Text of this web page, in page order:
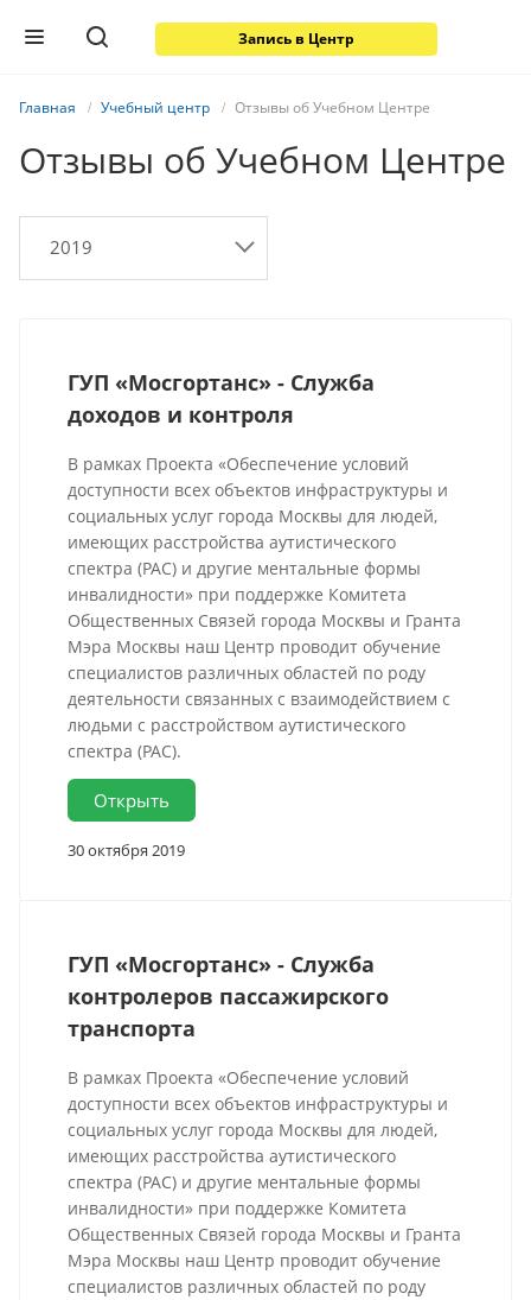
Запись в Центр
Главная Учебный центр Отзывы об Учебном Центре
Отзывы об Учебном Центре
2019
ГУП «Мосгортанс» - Служба
доходов и контроля
В рамках Проекта «Обеспечение условий
доступности всех объектов инфраструктуры и
социальных услуг города Москвы для людей,
имеющих расстройства аутистического
спектра (РАС) и другие ментальные формы
инвалидности» при поддержке Комитета
Общественных Связей города Москвы и Гранта
Мэра Москвы наш Центр проводит обучение
специалистов различных областей по роду
деятельности связанных с взаимодействием с
людьми с расстройством аутистического
спектра (РАС).
Открыть
30 октября 2019
ГУП «Мосгортанс» - Служба
контролеров пассажирского
транспорта
В рамках Проекта «Обеспечение условий
доступности всех объектов инфраструктуры и
социальных услуг города Москвы для людей,
имеющих расстройства аутистического
спектра (РАС) и другие ментальные формы
инвалидности» при поддержке Комитета
Общественных Связей города Москвы и Гранта
Мэра Москвы наш Центр проводит обучение
специалистов различных областей по роду